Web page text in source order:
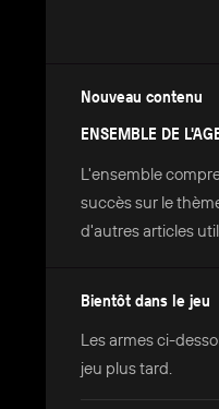
Nouveau contenu
ENSEMBLE DE
L'ensemble
succès sur le
d'autres articles
Bientôt dans le jeu
Les armes ci-
jeu plus tard.